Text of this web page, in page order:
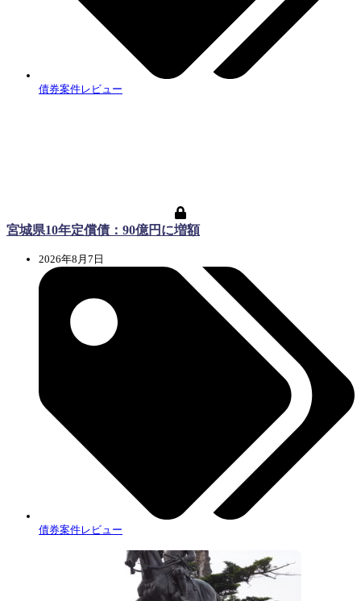
債券案件レビュー
宮城県10年定償債：90億円に増額
2026年8月7日
債券案件レビュー